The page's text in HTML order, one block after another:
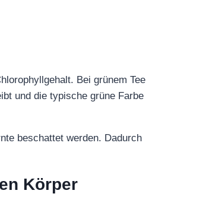
Bei grünem Tee
und die typische grüne Farbe
beschattet werden. Dadurch
Körper